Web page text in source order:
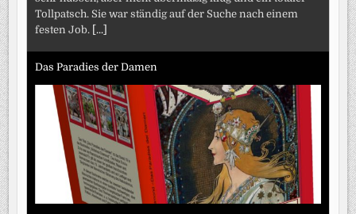
Tollpatsch. Sie war ständig auf der Suche nach einem
festen Job. [...]
Das Paradies der Damen